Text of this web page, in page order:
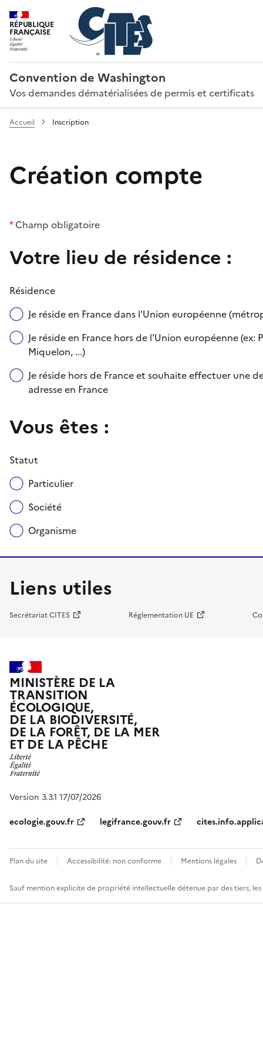
RÉPUBLIQUE
FRANÇAISE
Convention de Washington
Vos demandes dématérialisées de permis et certificats
Accueil Inscription
Création compte
*Champ obligatoire
Votre lieu de résidence :
Résidence
Je réside en France dans l'Union européenne
Je réside en France hors de l'Union européenne
Miquelon, ...)
Je réside hors de France et souhaite effectuer une
adresse en France
Vous êtes :
Statut
Particulier
Société
Organisme
Liens utiles
Secrétariat CITES Réglementation UE
MINISTÈRE DE LA
TRANSITION
ÉCOLOGIQUE,
DE LA BIODIVERSITÉ,
DE LA FORÊT, DE LA MER
ET DE LA PÊCHE
Version 3.3.1 17/07/2026
ecologie.gouv.fr
legifrance.gouv.fr
Plan du site Accessibilité: non conforme Mentions légales
Sauf mention explicite de propriété intellectuelle détenue par des tiers,